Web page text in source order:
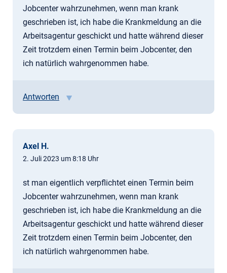
Jobcenter wahrzunehmen, wenn man krank
geschrieben ist, ich habe die Krankmeldung an die
Arbeitsagentur geschickt und hatte während dieser
Zeit trotzdem einen Termin beim Jobcenter, den
ich natürlich wahrgenommen habe.
Antworten
Axel H.
2. Juli 2023 um 8:18 Uhr
st man eigentlich verpflichtet einen Termin beim
Jobcenter wahrzunehmen, wenn man krank
geschrieben ist, ich habe die Krankmeldung an die
Arbeitsagentur geschickt und hatte während dieser
Zeit trotzdem einen Termin beim Jobcenter, den
ich natürlich wahrgenommen habe.